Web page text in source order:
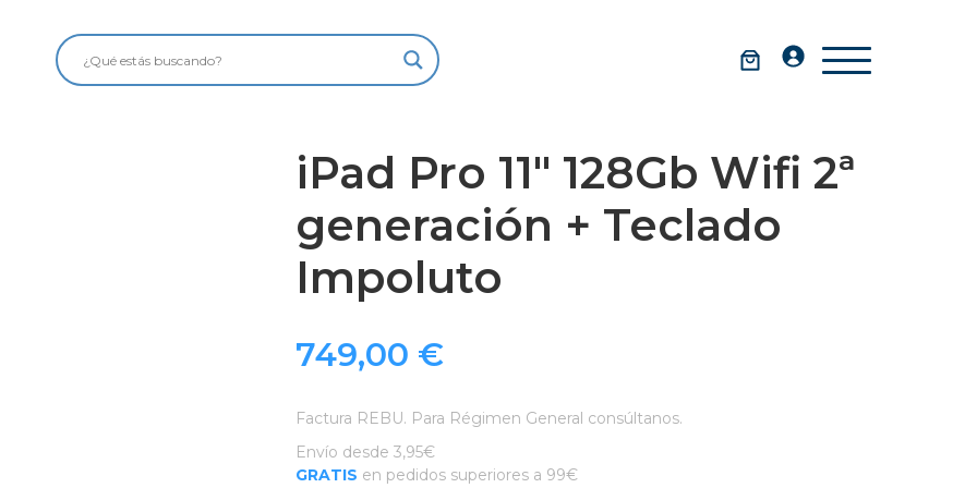
iPad Pro 11″ 128Gb Wifi 2ª
generación + Teclado
Impoluto
749,00 €
Factura REBU. Para Régimen General consúltanos.
Envío desde 3,95€
GRATIS en pedidos superiores a 99€